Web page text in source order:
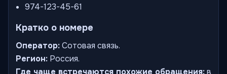
974-123-45-61
Кратко о номере
Оператор:Сотовая связь.
Регион: Россия.
Где чаще встречаются похожие обращения:в